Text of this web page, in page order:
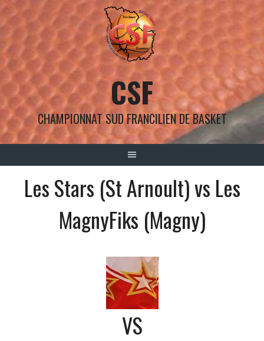
Aller
au
CSF
CHAMPIONNAT SUD FRANCILIEN DE BASKET
Les Stars (St Arnoult) vs Les
MagnyFiks (Magny)
VS